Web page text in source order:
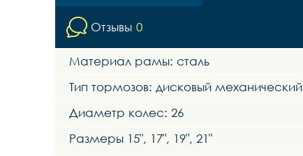
Отзывы 0
Материал рамы: сталь
Тип тормозов: дисковый механический
Диаметр колес: 26
Размеры 15", 17", 19", 21"